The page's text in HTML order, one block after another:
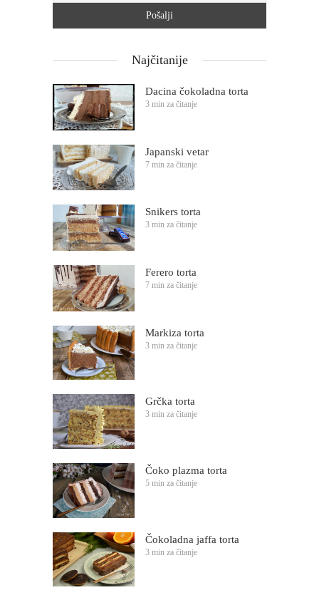
Najčitanije
Dacina čokoladna torta
3 min za čitanje
Japanski vetar
7 min za čitanje
Snikers torta
3 min za čitanje
Ferero torta
7 min za čitanje
Markiza torta
3 min za čitanje
Grčka torta
3 min za čitanje
Čoko plazma torta
5 min za čitanje
Čokoladna jaffa torta
3 min za čitanje